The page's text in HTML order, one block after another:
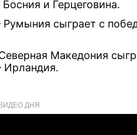
и Герцеговина.
сыграет с
Македония
Ирландия.
ДНЯ